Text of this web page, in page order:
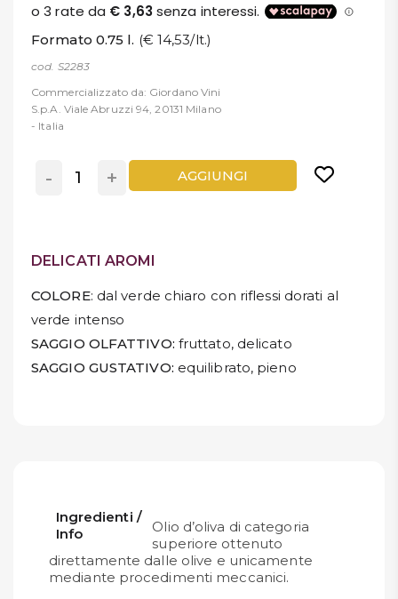
Formato 0.75 l. (€ 14,53/lt.)
cod. S2283
Commercializzato da: Giordano Vini
S.p.A. Viale Abruzzi 94, 20131 Milano
- Italia
- + AGGIUNGI
DELICATI AROMI
COLORE: dal verde chiaro con riflessi dorati al
verde intenso
SAGGIO OLFATTIVO: fruttato, delicato
SAGGIO GUSTATIVO: equilibrato, pieno
Ingredienti /
Info
Olio d’oliva di categoria
superiore ottenuto
direttamente dalle olive e unicamente
mediante procedimenti meccanici.